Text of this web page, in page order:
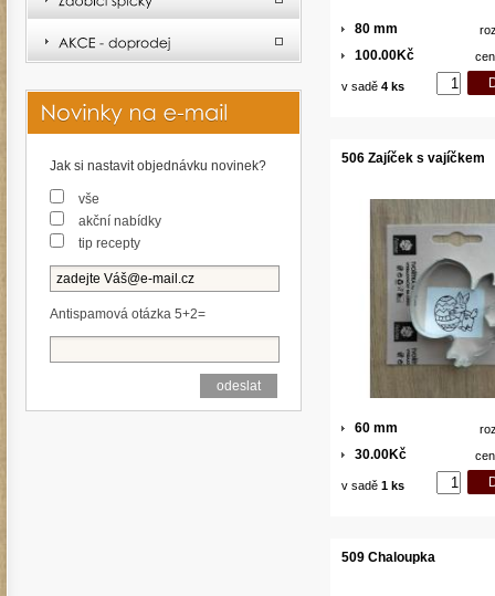
80 mm
100.00Kč
v sadě 4 ks
506 Zajíček s vajíčkem
60 mm
30.00Kč
v sadě 1 ks
509 Chaloupka
Jak si nastavit objednávku novinek?
vše
akční nabídky
tip recepty
Antispamová otázka 5+2=